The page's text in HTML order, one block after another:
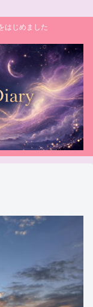
はじめました